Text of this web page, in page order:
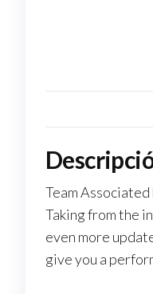
Team
Taking from the
even more
give you a